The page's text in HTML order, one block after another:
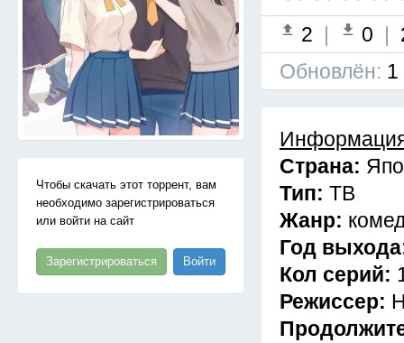
Чтобы скачать этот торрент, вам
необходимо зарегистрироваться
или войти на сайт
Зарегистрироваться Войти
2 | 0 |
Обновлён: 1
Страна:
Тип: ТВ
Жанр:
Год
Кол серий:
Режиссер: